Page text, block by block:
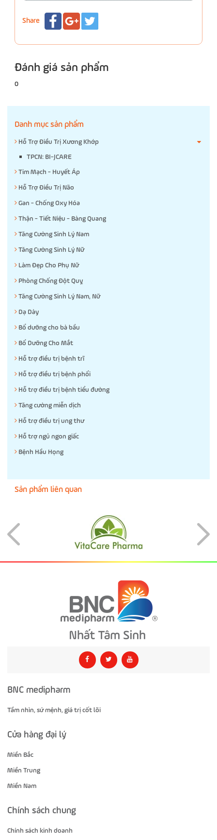
Share
Đánh giá sản phẩm
0
Danh mục sản phẩm
Hỗ Trợ Điều Trị Xương Khớp
TPCN: BI-JCARE
Tim Mạch - Huyết Áp
Hỗ Trợ Điều Trị Não
Gan - Chống Oxy Hóa
Thận - Tiết Niệu - Bàng Quang
Tăng Cường Sinh Lý Nam
Tăng Cường Sinh Lý Nữ
Làm Đẹp Cho Phụ Nữ
Phòng Chống Đột Quỵ
Tăng Cường Sinh Lý Nam, Nữ
Dạ Dày
Bổ dưỡng cho bà bầu
Bổ Dưỡng Cho Mắt
Hỗ trợ điều trị bệnh trĩ
Hỗ trợ điều trị bệnh phổi
Hỗ trợ điều trị bệnh tiểu đường
Tăng cường miễn dịch
Hỗ trợ điều trị ung thư
Hỗ trợ ngủ ngon giấc
Bệnh Hầu Họng
Sản phẩm liên quan
BNC medipharm
Tầm nhìn, sứ mệnh, giá trị cốt lõi
Cửa hàng đại lý
Miền Bắc
Miền Trung
Miền Nam
Chính sách chung
Chính sách kinh doanh